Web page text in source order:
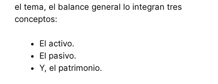
el tema, el balance general lo integran tres
conceptos:
El activo.
El pasivo.
Y, el patrimonio.